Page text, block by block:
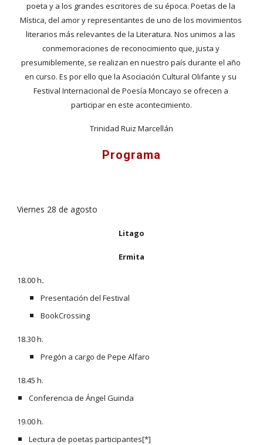
poeta y a los grandes escritores de su época. Poetas de la
Mística, del amor y representantes de uno de los movimientos
literarios más relevantes de la Literatura. Nos unimos a las
conmemoraciones de reconocimiento que, justa y
presumiblemente, se realizan en nuestro país durante el año
en curso. Es por ello que la Asociación Cultural Olifante y su
Festival Internacional de Poesía Moncayo se ofrecen a
participar en este acontecimiento.
Trinidad Ruiz Marcellán
Programa
Viernes 28 de agosto
Litago
Ermita
18.00 h.
Presentación del Festival
BookCrossing
18.30 h.
Pregón a cargo de Pepe Alfaro
18.45 h.
Conferencia de Ángel Guinda
19.00 h.
Lectura de poetas participantes[*]